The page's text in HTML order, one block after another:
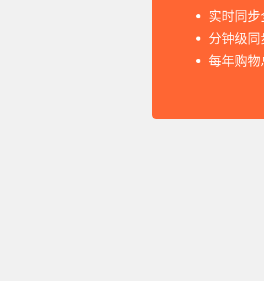
实时同
分钟级
每年购